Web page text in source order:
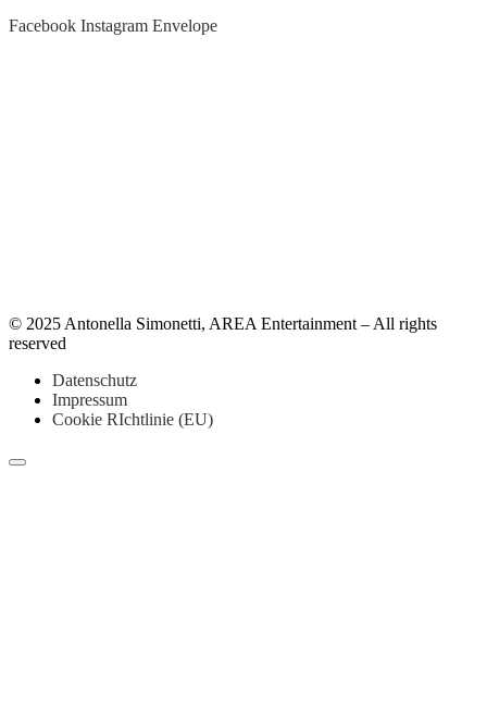
Facebook Instagram Envelope
© 2025 Antonella Simonetti, AREA Entertainment – All rights
reserved
Datenschutz
Impressum
Cookie RIchtlinie (EU)